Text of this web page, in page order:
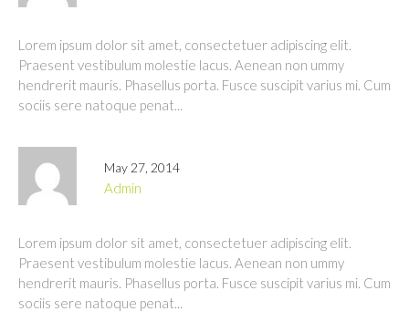
Lorem ipsum dolor sit amet, consectetuer adipiscing elit.
Praesent vestibulum molestie lacus. Aenean non ummy
hendrerit mauris. Phasellus porta. Fusce suscipit varius mi. Cum
sociis sere natoque penat...
May 27, 2014
admin
Lorem ipsum dolor sit amet, consectetuer adipiscing elit.
Praesent vestibulum molestie lacus. Aenean non ummy
hendrerit mauris. Phasellus porta. Fusce suscipit varius mi. Cum
sociis sere natoque penat...